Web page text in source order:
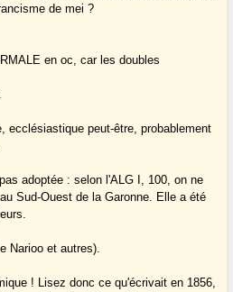
de mei ?
en oc, car les doubles
ecclésiastique peut-être, probablement
adoptée : selon l'ALG I, 100, on ne
Sud-Ouest de la Garonne. Elle a été
Narioo et autres).
! Lisez donc ce qu'écrivait en 1856,